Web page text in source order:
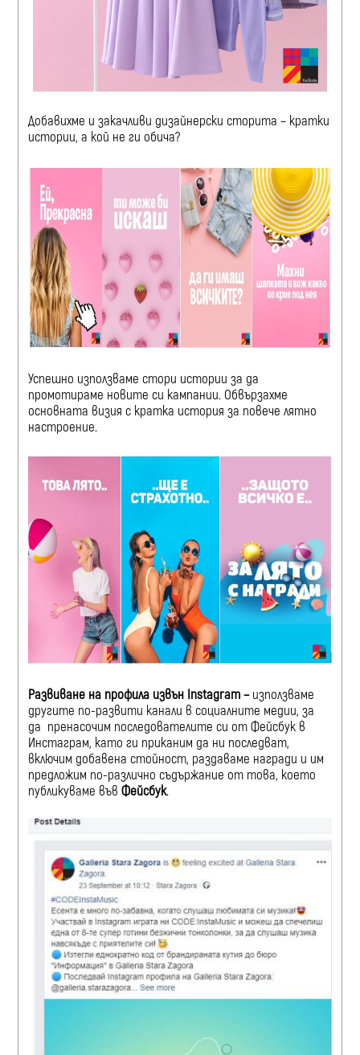
Добавихме и закачливи дизайнерски сторита – кратки
истории, а кой не ги обича?
Успешно използваме стори истории за да
промотираме новите си кампании. Обвързахме
основната визия с кратка история за повече лятно
настроение.
Развиване на профила извън Instagram – използваме
другите по-развити канали в социалните медии, за
да пренасочим последователите си от Фейсбук в
Инстаграм, като ги приканим да ни последват,
включим добавена стойност, раздаваме награди и им
предложим по-различно съдържание от това, което
публикуваме въвФейсбук.